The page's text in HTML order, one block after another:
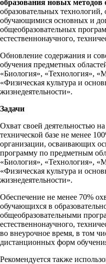
образования новых методов
образовательных
обучающимися основных и
общеобразовательных
естественнонаучного,
Обновление содержания и
обучения предметных
«Биология», «Технология»,
«Физическая культура и
жизнедеятельности».
Задачи
Охват своей деятельностью
технической базе не менее
организации, осваивающих
программу по предметным
«Биология», «Технология»,
«Физическая культура и
жизнедеятельности».
Обеспечение не менее 70%
обучающихся в
общеобразовательными
естественнонаучного,
во внеурочное время, в том
дистанционных форм
Рекомендуется также